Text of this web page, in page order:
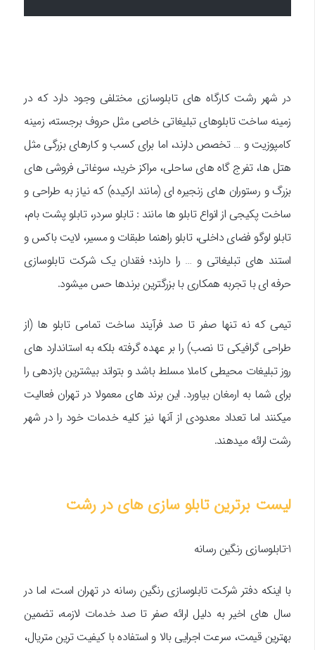
در شهر رشت کارگاه های تابلوسازی مختلفی وجود دارد که در
زمینه ساخت تابلوهای تبلیغاتی خاصی مثل حروف برجسته، زمینه
کامپوزیت و … تخصص دارند، اما برای کسب و کارهای بزرگی مثل
هتل ها، تفرج گاه های ساحلی، مراکز خرید، سوغاتی فروشی های
بزرگ و رستوران های زنجیره ای (مانند ارکیده) که نیاز به طراحی و
ساخت پکیجی از انواع تابلو ها مانند : تابلو سردر، تابلو پشت بام،
تابلو لوگو فضای داخلی، تابلو راهنما طبقات و مسیر، لایت باکس و
استند های تبلیغاتی و … را دارند؛ فقدان یک شرکت تابلوسازی
حرفه ای با تجربه همکاری با بزرگترین برندها حس میشود.
تیمی که نه تنها صفر تا صد فرآیند ساخت تمامی تابلو ها (از
طراحی گرافیکی تا نصب) را بر عهده گرفته بلکه به استاندارد های
روز تبلیغات محیطی کاملا مسلط باشد و بتواند بیشترین بازدهی را
برای شما به ارمغان بیاورد. این برند های معمولا در تهران فعالیت
میکنند اما تعداد معدودی از آنها نیز کلیه خدمات خود را در شهر
رشت ارائه میدهند.
لیست برترین تابلو سازی های در رشت
1-تابلوسازی رنگین رسانه
با اینکه دفتر شرکت تابلوسازی رنگین رسانه در تهران است، اما در
سال های اخیر به دلیل ارائه صفر تا صد خدمات لازمه، تضمین
بهترین قیمت، سرعت اجرایی بالا و استفاده با کیفیت ترین متریال،